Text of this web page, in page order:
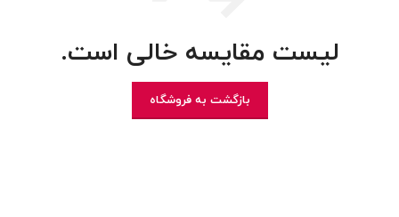
لیست مقایسه خالی است.
بازگشت به فروشگاه